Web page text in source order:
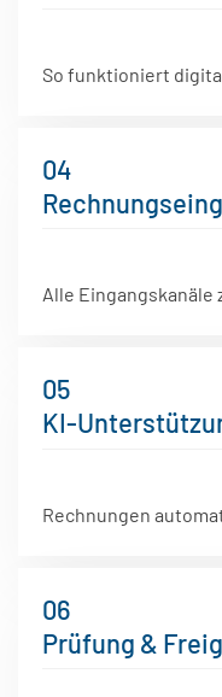
So funktioniert
04
Alle
05
KI-
Rechnungen
06
Prüfung &